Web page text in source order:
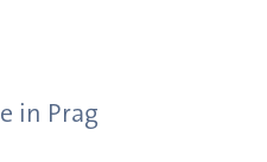
in Prag